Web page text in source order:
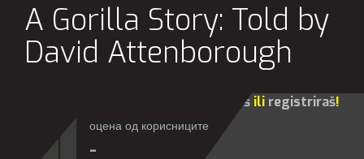
A Gorilla Story: Told by
David Attenborough
prijaviš ili registriraš!
оцена од корисниците
-